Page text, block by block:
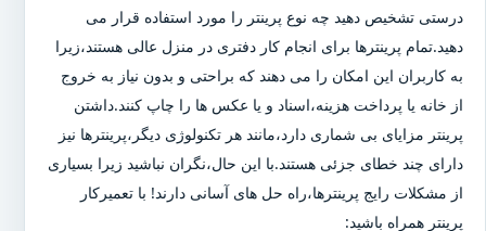
درستی تشخیص دهید چه نوع پرینتر را مورد استفاده قرار می
دهید.تمام پرینترها برای انجام کار دفتری در منزل عالی هستند،زیرا
به کاربران این امکان را می دهند که براحتی و بدون نیاز به خروج
از خانه یا پرداخت هزینه،اسناد و یا عکس ها را چاپ کنند.داشتن
پرینتر مزایای بی شماری دارد،مانند هر تکنولوژی دیگر،پرینترها نیز
دارای چند خطای جزئی هستند.با این حال،نگران نباشید زیرا بسیاری
از مشکلات رایج پرینترها،راه حل های آسانی دارند! با تعمیرکار
پرینتر همراه باشید: